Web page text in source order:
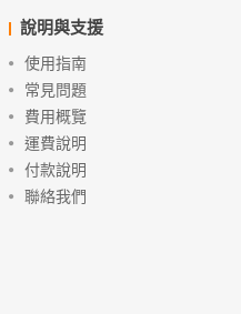
說明與支援
使用指南
常見問題
費用概覽
運費說明
付款說明
聯絡我們